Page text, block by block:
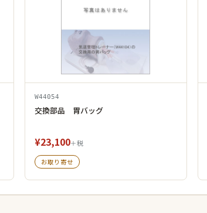
W44054
交換部品 胃バッグ
¥23,100＋税
お取り寄せ